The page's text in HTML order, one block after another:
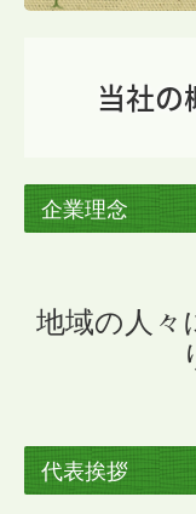
当社の
企業理念
地域の人々
代表挨拶